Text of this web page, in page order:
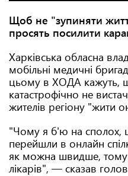
Щоб не "зупиняти
просять посилити
Харківська обласна
мобільні медичні
цьому в ХОДА кажуть,
катастрофічно не
жителів регіону "жити
"Чому я б'ю на сполох,
перейшли в онлайн
як можна швидше, тому
лікарів", — сказав